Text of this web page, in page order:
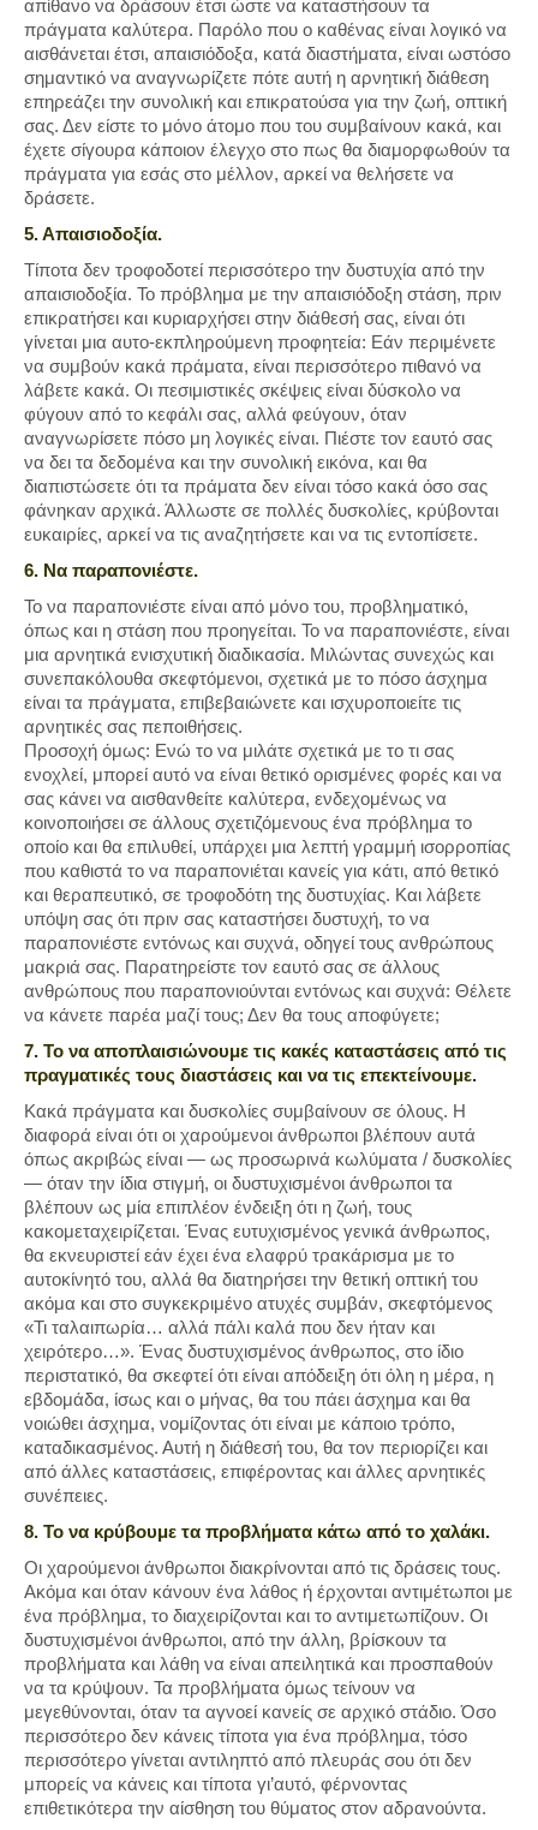
απίθανο να δράσουν έτσι ώστε να καταστήσουν τα
πράγματα καλύτερα. Παρόλο που ο καθένας είναι λογικό να
αισθάνεται έτσι, απαισιόδοξα, κατά διαστήματα, είναι ωστόσο
σημαντικό να αναγνωρίζετε πότε αυτή η αρνητική διάθεση
επηρεάζει την συνολική και επικρατούσα για την ζωή, οπτική
σας. Δεν είστε το μόνο άτομο που του συμβαίνουν κακά, και
έχετε σίγουρα κάποιον έλεγχο στο πως θα διαμορφωθούν τα
πράγματα για εσάς στο μέλλον, αρκεί να θελήσετε να
δράσετε.
5. Απαισιοδοξία.
Τίποτα δεν τροφοδοτεί περισσότερο την δυστυχία από την
απαισιοδοξία. Το πρόβλημα με την απαισιόδοξη στάση, πριν
επικρατήσει και κυριαρχήσει στην διάθεσή σας, είναι ότι
γίνεται μια αυτο-εκπληρούμενη προφητεία: Εάν περιμένετε
να συμβούν κακά πράματα, είναι περισσότερο πιθανό να
λάβετε κακά. Οι πεσιμιστικές σκέψεις είναι δύσκολο να
φύγουν από το κεφάλι σας, αλλά φεύγουν, όταν
αναγνωρίσετε πόσο μη λογικές είναι. Πιέστε τον εαυτό σας
να δει τα δεδομένα και την συνολική εικόνα, και θα
διαπιστώσετε ότι τα πράματα δεν είναι τόσο κακά όσο σας
φάνηκαν αρχικά. Άλλωστε σε πολλές δυσκολίες, κρύβονται
ευκαιρίες, αρκεί να τις αναζητήσετε και να τις εντοπίσετε.
6. Να παραπονιέστε.
Το να παραπονιέστε είναι από μόνο του, προβληματικό,
όπως και η στάση που προηγείται. Το να παραπονιέστε, είναι
μια αρνητικά ενισχυτική διαδικασία. Μιλώντας συνεχώς και
συνεπακόλουθα σκεφτόμενοι, σχετικά με το πόσο άσχημα
είναι τα πράγματα, επιβεβαιώνετε και ισχυροποιείτε τις
αρνητικές σας πεποιθήσεις.
Προσοχή όμως: Ενώ το να μιλάτε σχετικά με το τι σας
ενοχλεί, μπορεί αυτό να είναι θετικό ορισμένες φορές και να
σας κάνει να αισθανθείτε καλύτερα, ενδεχομένως να
κοινοποιήσει σε άλλους σχετιζόμενους ένα πρόβλημα το
οποίο και θα επιλυθεί, υπάρχει μια λεπτή γραμμή ισορροπίας
που καθιστά το να παραπονιέται κανείς για κάτι, από θετικό
και θεραπευτικό, σε τροφοδότη της δυστυχίας. Και λάβετε
υπόψη σας ότι πριν σας καταστήσει δυστυχή, το να
παραπονιέστε εντόνως και συχνά, οδηγεί τους ανθρώπους
μακριά σας. Παρατηρείστε τον εαυτό σας σε άλλους
ανθρώπους που παραπονιούνται εντόνως και συχνά: Θέλετε
να κάνετε παρέα μαζί τους; Δεν θα τους αποφύγετε;
7. Το να αποπλαισιώνουμε τις κακές καταστάσεις από τις
πραγματικές τους διαστάσεις και να τις επεκτείνουμε.
Κακά πράγματα και δυσκολίες συμβαίνουν σε όλους. Η
διαφορά είναι ότι οι χαρούμενοι άνθρωποι βλέπουν αυτά
όπως ακριβώς είναι — ως προσωρινά κωλύματα / δυσκολίες
— όταν την ίδια στιγμή, οι δυστυχισμένοι άνθρωποι τα
βλέπουν ως μία επιπλέον ένδειξη ότι η ζωή, τους
κακομεταχειρίζεται. Ένας ευτυχισμένος γενικά άνθρωπος,
θα εκνευριστεί εάν έχει ένα ελαφρύ τρακάρισμα με το
αυτοκίνητό του, αλλά θα διατηρήσει την θετική οπτική του
ακόμα και στο συγκεκριμένο ατυχές συμβάν, σκεφτόμενος
«Τι ταλαιπωρία… αλλά πάλι καλά που δεν ήταν και
χειρότερο…». Ένας δυστυχισμένος άνθρωπος, στο ίδιο
περιστατικό, θα σκεφτεί ότι είναι απόδειξη ότι όλη η μέρα, η
εβδομάδα, ίσως και ο μήνας, θα του πάει άσχημα και θα
νοιώθει άσχημα, νομίζοντας ότι είναι με κάποιο τρόπο,
καταδικασμένος. Αυτή η διάθεσή του, θα τον περιορίζει και
από άλλες καταστάσεις, επιφέροντας και άλλες αρνητικές
συνέπειες.
8. Το να κρύβουμε τα προβλήματα κάτω από το χαλάκι.
Οι χαρούμενοι άνθρωποι διακρίνονται από τις δράσεις τους.
Ακόμα και όταν κάνουν ένα λάθος ή έρχονται αντιμέτωποι με
ένα πρόβλημα, το διαχειρίζονται και το αντιμετωπίζουν. Οι
δυστυχισμένοι άνθρωποι, από την άλλη, βρίσκουν τα
προβλήματα και λάθη να είναι απειλητικά και προσπαθούν
να τα κρύψουν. Τα προβλήματα όμως τείνουν να
μεγεθύνονται, όταν τα αγνοεί κανείς σε αρχικό στάδιο. Όσο
περισσότερο δεν κάνεις τίποτα για ένα πρόβλημα, τόσο
περισσότερο γίνεται αντιληπτό από πλευράς σου ότι δεν
μπορείς να κάνεις και τίποτα γι’αυτό, φέρνοντας
επιθετικότερα την αίσθηση του θύματος στον αδρανούντα.